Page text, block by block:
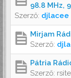
98.8 MHz,
Szerző: djlacee
Mirjam
Szerző:
Pátria
Szerző: